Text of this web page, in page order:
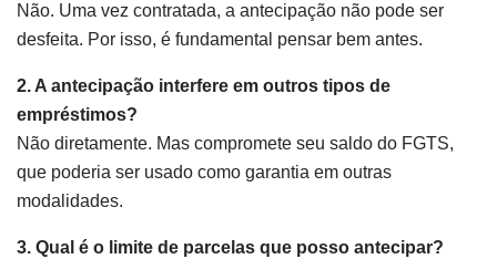
Não. Uma vez contratada, a antecipação não pode ser
desfeita. Por isso, é fundamental pensar bem antes.
2. A antecipação interfere em outros tipos de
empréstimos?
Não diretamente. Mas compromete seu saldo do FGTS,
que poderia ser usado como garantia em outras
modalidades.
3. Qual é o limite de parcelas que posso antecipar?